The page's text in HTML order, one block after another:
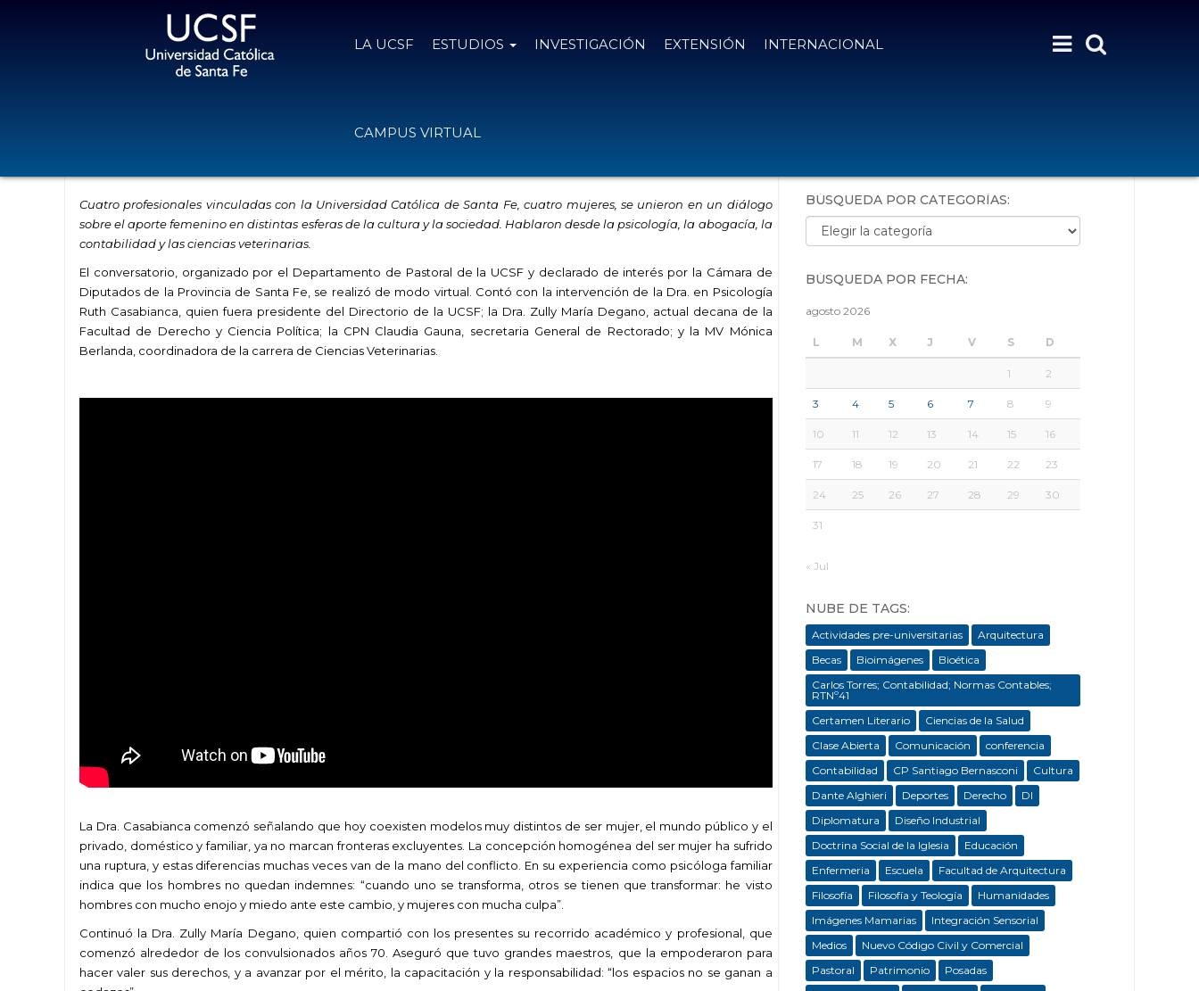
LA UCSF ESTUDIOS INVESTIGACIÓN EXTENSIÓN INTERNACIONAL
CAMPUS VIRTUAL
Cuatro profesionales vinculadas con la Universidad Católica de Santa Fe, cuatro mujeres, se unieron en un diálogo
sobre el aporte femenino en distintas esferas de la cultura y la sociedad. Hablaron desde la psicología, la abogacía, la
contabilidad y las ciencias veterinarias.
El conversatorio, organizado por el Departamento de Pastoral de la UCSF y declarado de interés por la Cámara de
Diputados de la Provincia de Santa Fe, se realizó de modo virtual. Contó con la intervención de la Dra. en Psicología
Ruth Casabianca, quien fuera presidente del Directorio de la UCSF; la Dra. Zully María Degano, actual decana de la
Facultad de Derecho y Ciencia Política; la CPN Claudia Gauna, secretaria General de Rectorado; y la MV Mónica
Berlanda, coordinadora de la carrera de Ciencias Veterinarias.
La Dra. Casabianca comenzó señalando que hoy coexisten modelos muy distintos de ser mujer, el mundo público y el
privado, doméstico y familiar, ya no marcan fronteras excluyentes. La concepción homogénea del ser mujer ha sufrido
una ruptura, y estas diferencias muchas veces van de la mano del conflicto. En su experiencia como psicóloga familiar
indica que los hombres no quedan indemnes: “cuando uno se transforma, otros se tienen que transformar: he visto
hombres con mucho enojo y miedo ante este cambio, y mujeres con mucha culpa”.
Continuó la Dra. Zully María Degano, quien compartió con los presentes su recorrido académico y profesional, que
comenzó alrededor de los convulsionados años 70. Aseguró que tuvo grandes maestros, que la empoderaron para
hacer valer sus derechos, y a avanzar por el mérito, la capacitación y la responsabilidad: “los espacios no se ganan a
BÚSQUEDA POR CATEGORÍAS:
Búsqueda por categorías:
BÚSQUEDA POR FECHA:
agosto 2026
L M X J V S D
1 2
3 4 5 6 7 8 9
10 11 12 13 14 15 16
17 18 19 20 21 22 23
24 25 26 27 28 29 30
31
« Jul
NUBE DE TAGS:
Actividades pre-universitarias
Arquitectura
Becas
Bioimágenes
Bioética
Carlos Torres; Contabilidad; Normas Contables;
RTNº41
Certamen Literario
Ciencias de la Salud
Clase Abierta
Comunicación
conferencia
Contabilidad
CP Santiago Bernasconi
Cultura
Dante Alghieri
Deportes Derecho
DI
Diplomatura
Diseño Industrial
Doctrina Social de la Iglesia
Educación
Enfermeria
Escuela
Facultad de Arquitectura
Filosofía
Filosofía y Teología
Humanidades
Imágenes Mamarias
Integración Sensorial
Medios
Nuevo Código Civil y Comercial
Pastoral
Patrimonio
Posadas